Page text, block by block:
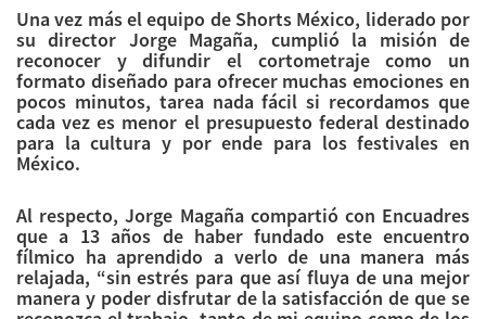
Una vez más el equipo de Shorts México, liderado por
su director Jorge Magaña, cumplió la misión de
reconocer y difundir el cortometraje como un
formato diseñado para ofrecer muchas emociones en
pocos minutos, tarea nada fácil si recordamos que
cada vez es menor el presupuesto federal destinado
para la cultura y por ende para los festivales en
México.
Al respecto, Jorge Magaña compartió con Encuadres
que a 13 años de haber fundado este encuentro
fílmico ha aprendido a verlo de una manera más
relajada, “sin estrés para que así fluya de una mejor
manera y poder disfrutar de la satisfacción de que se